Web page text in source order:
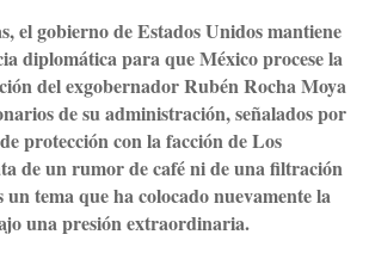
el gobierno de Estados Unidos mantiene
diplomática para que México procese la
del exgobernador Rubén Rocha Moya
de su administración, señalados por
protección con la facción de Los
de un rumor de café ni de una filtración
un tema que ha colocado nuevamente la
una presión extraordinaria.